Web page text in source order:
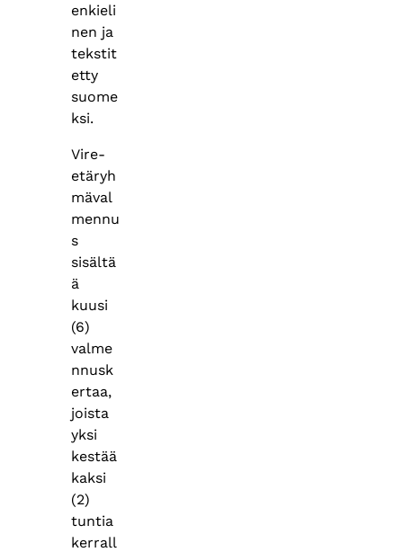
enkieli
nen ja
tekstit
etty
suome
ksi.
Vire-
etäryh
mäval
mennu
s
sisältä
ä
kuusi
(6)
valme
nnusk
ertaa,
joista
yksi
kestää
kaksi
(2)
tuntia
kerrall